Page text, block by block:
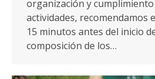
organización y
actividades, recomendamos
15 minutos antes del inicio
composición de los…